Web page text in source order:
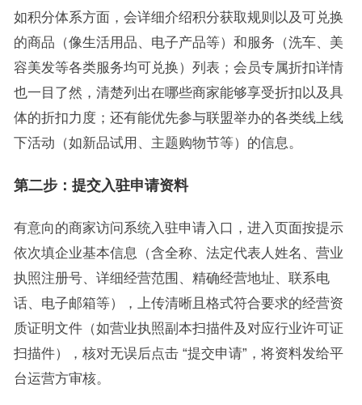
如积分体系方面，会详细介绍积分获取规则以及可兑换
的商品（像生活用品、电子产品等）和服务（洗车、美
容美发等各类服务均可兑换）列表；会员专属折扣详情
也一目了然，清楚列出在哪些商家能够享受折扣以及具
体的折扣力度；还有能优先参与联盟举办的各类线上线
下活动（如新品试用、主题购物节等）的信息。
第二步：提交入驻申请资料
有意向的商家访问系统入驻申请入口，进入页面按提示
依次填企业基本信息（含全称、法定代表人姓名、营业
执照注册号、详细经营范围、精确经营地址、联系电
话、电子邮箱等），上传清晰且格式符合要求的经营资
质证明文件（如营业执照副本扫描件及对应行业许可证
扫描件），核对无误后点击 “提交申请”，将资料发给平
台运营方审核。